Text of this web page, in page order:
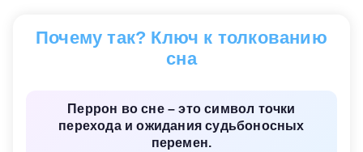
помнить, что ваша судьба в ваших руках.
Сон, в котором вы встречаете во сне кого-то на
компании. Но будьте осторожны, не доверяйтесь
случайным знакомым, часто внешность бывает
Почему так? Ключ к толкованию
сна
Перрон во сне – это символ точки
перехода и ожидания судьбоносных
перемен.